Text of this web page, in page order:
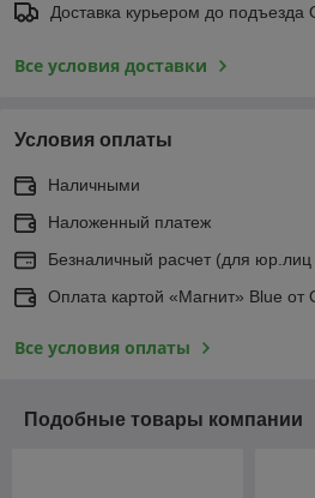
Доставка курьером до
Все условия доставки
Условия оплаты
Наличными
Наложенный платеж
Безналичный расчет (для юр.лиц
Оплата картой «Магнит» Blue
Все условия оплаты
Подобные товары компании